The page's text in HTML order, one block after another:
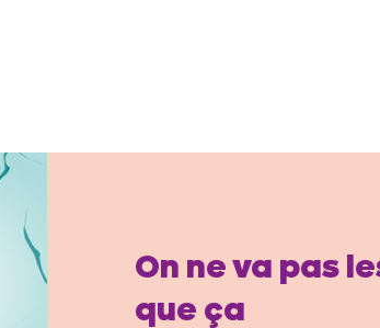
On ne va pas
que ça